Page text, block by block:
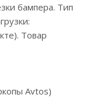
бампера. Тип
Товар
Avtos)